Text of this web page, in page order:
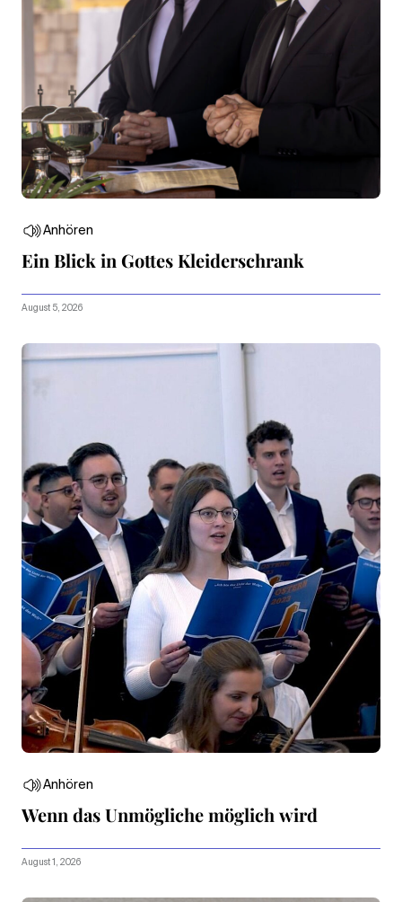
Anhören
Ein Blick in Gottes Kleiderschrank
August 5, 2026
Anhören
Wenn das Unmögliche möglich wird
August 1, 2026